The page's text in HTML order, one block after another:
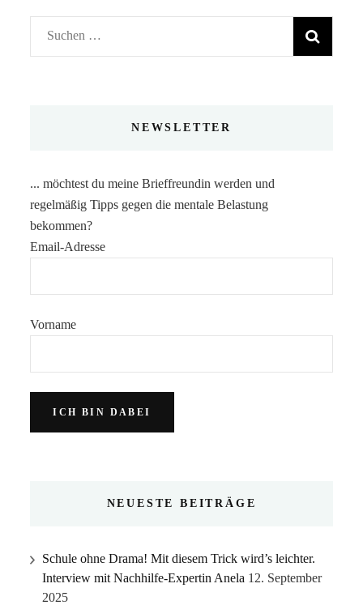
Suchen
nach:
NEWSLETTER
... möchtest du meine Brieffreundin werden und
regelmäßig Tipps gegen die mentale Belastung
bekommen?
Email-Adresse
Vorname
NEUESTE BEITRÄGE
Schule ohne Drama! Mit diesem Trick wird’s leichter.
Interview mit Nachhilfe-Expertin Anela 12. September
2025